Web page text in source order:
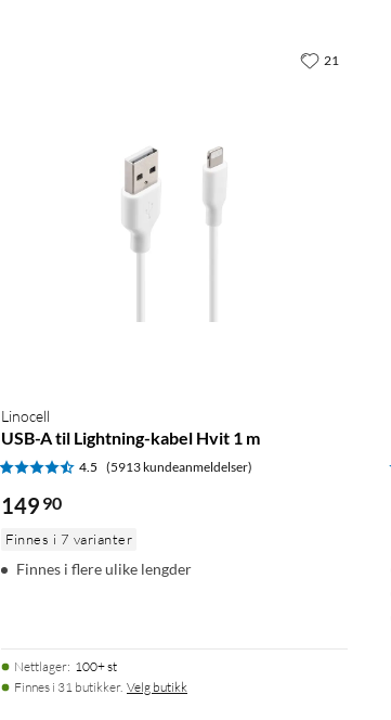
Linocell
USB-A til Lightning-kabel Hvit 1 m
4.5 (5913 kundeanmeldelser)
149 90
Finnes i 7 varianter
Finnes i flere ulike lengder
Nettlager: 100+ st
Finnes i 31 butikker. Velg butikk
21